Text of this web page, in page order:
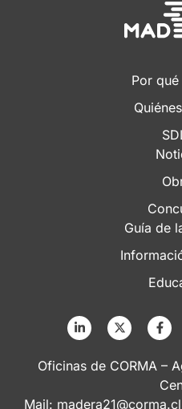
Por
Guía de
Oficinas de CORMA –
Mail: madera21@corma.cl